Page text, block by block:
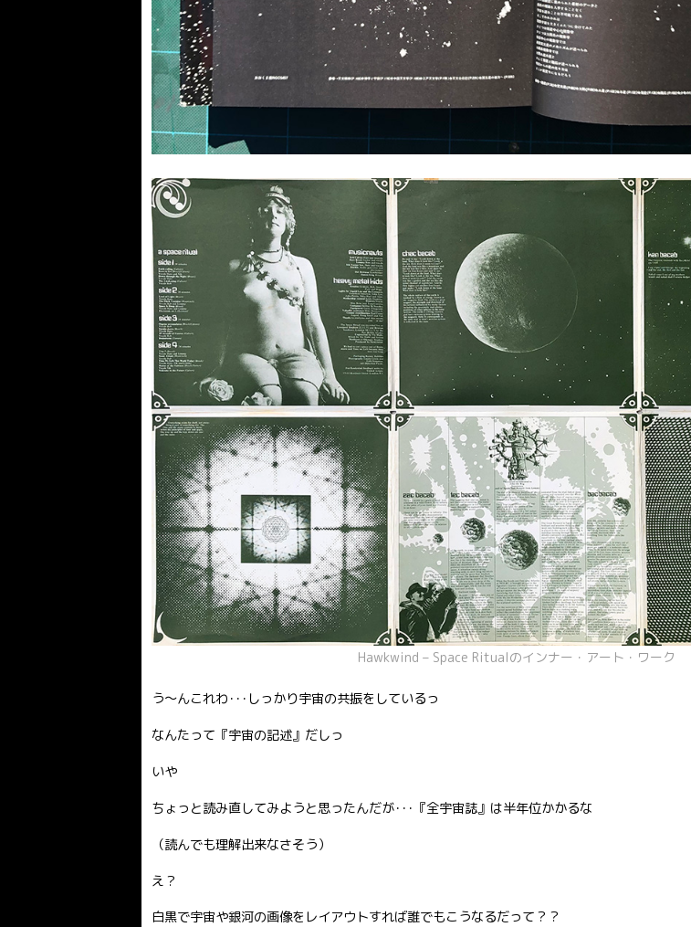
Hawkwind – Space Ritualのインナー・アート・ワーク
う〜んこれわ･･･しっかり宇宙の共振をしているっ
なんたって『宇宙の記述』だしっ
いや
ちょっと読み直してみようと思ったんだが･･･『全宇宙誌』は半年位かかるな
（読んでも理解出来なさそう）
え？
白黒で宇宙や銀河の画像をレイアウトすれば誰でもこうなるだって？？